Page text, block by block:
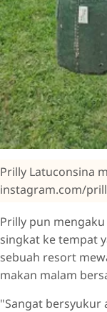
Prilly Latuconsina
instagram.com/
Prilly pun
singkat ke tempat
sebuah resort
makan malam
"Sangat bersyukur